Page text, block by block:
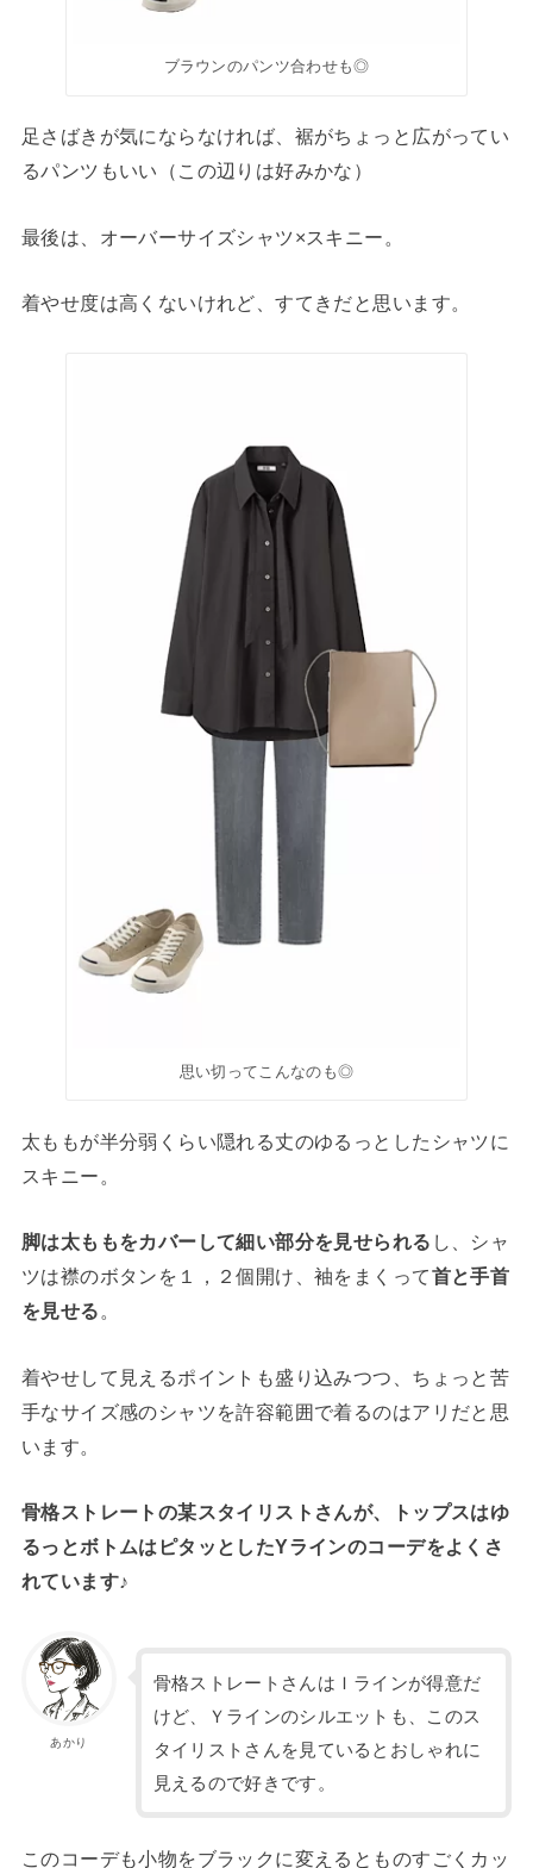
ブラウンのパンツ合わせも◎
足さばきが気にならなければ、裾がちょっと広がってい
るパンツもいい（この辺りは好みかな）
最後は、オーバーサイズシャツ×スキニー。
着やせ度は高くないけれど、すてきだと思います。
思い切ってこんなのも◎
太ももが半分弱くらい隠れる丈のゆるっとしたシャツに
スキニー。
脚は太ももをカバーして細い部分を見せられる し、シャ
ツは襟のボタンを１，２個開け、袖をまくって首と手首
を見せる 。
着やせして見えるポイントも盛り込みつつ、ちょっと苦
手なサイズ感のシャツを許容範囲で着るのはアリだと思
います。
骨格ストレートの某スタイリストさんが、トップスはゆ
るっとボトムはピタッとしたYラインのコーデをよくさ
れています♪
あかり
骨格ストレートさんはＩラインが得意だ
けど、Ｙラインのシルエットも、このス
タイリストさんを見ているとおしゃれに
見えるので好きです。
このコーデも小物をブラックに変えるとものすごくカッ